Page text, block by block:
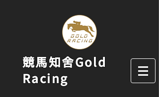
競馬知舍Gold
Racing